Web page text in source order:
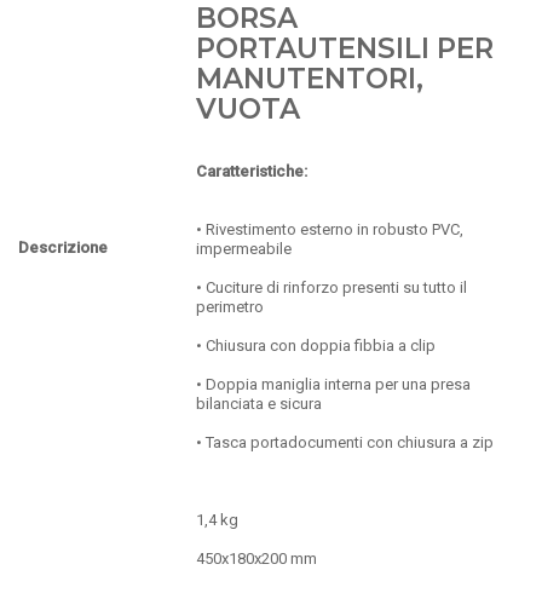
Descrizione
BORSA
PORTAUTENSILI PER
MANUTENTORI,
VUOTA
Caratteristiche:
• Rivestimento esterno in robusto PVC,
impermeabile
• Cuciture di rinforzo presenti su tutto il
perimetro
• Chiusura con doppia fibbia a clip
• Doppia maniglia interna per una presa
bilanciata e sicura
• Tasca portadocumenti con chiusura a zip
1,4 kg
450x180x200 mm